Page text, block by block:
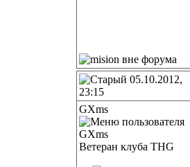
05.10.2012,
23:15
GXms
Ветеран клуба THG